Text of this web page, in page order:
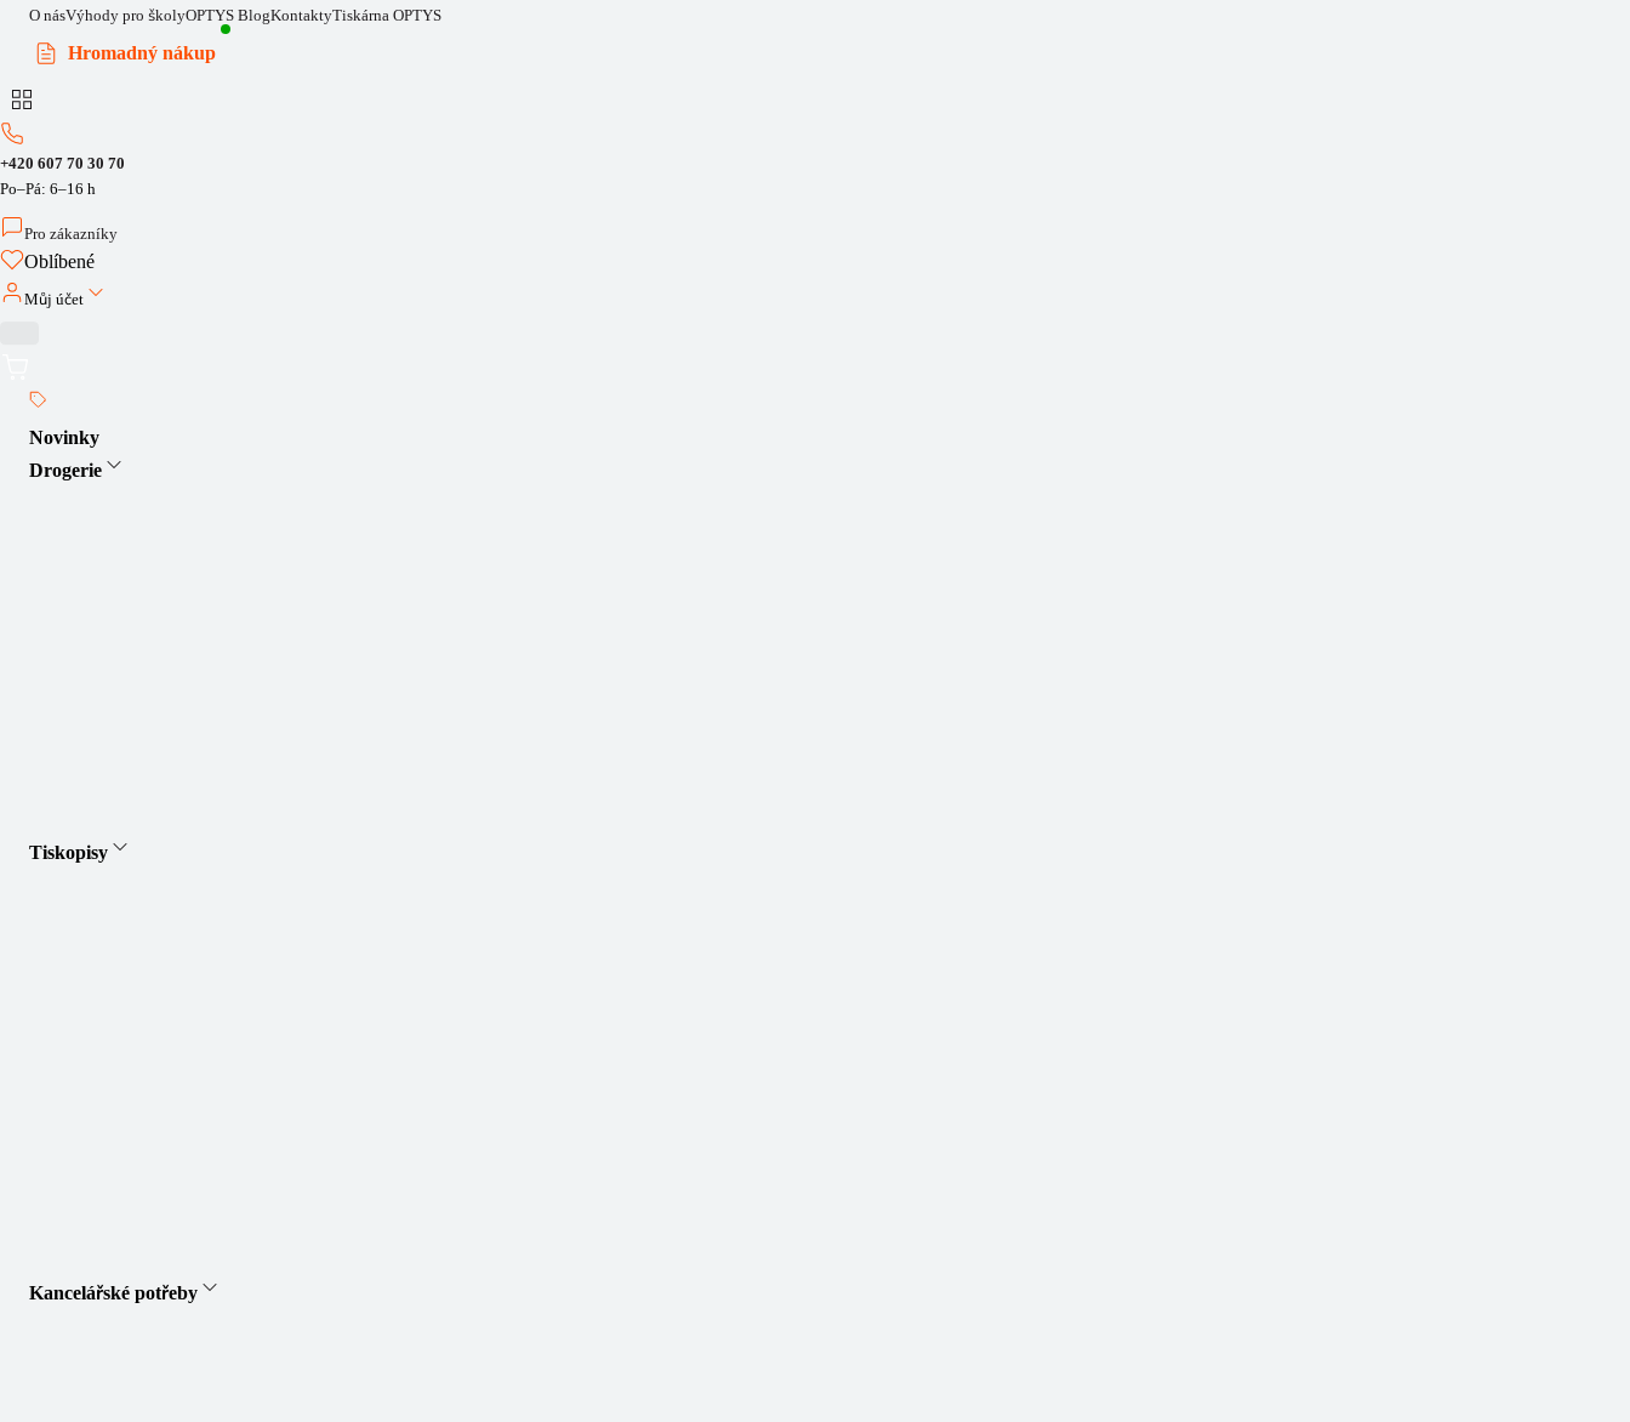
O násVýhody pro školyOPTYS BlogKontaktyTiskárna OPTYS
Hromadný nákup
+420 607 70 30 70
Po–Pá: 6–16 h
Pro zákazníky
Oblíbené
Můj účet
Novinky
Drogerie
Tiskopisy
Kancelářské potřeby